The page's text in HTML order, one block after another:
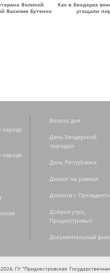
Великой
Василия Бутенко
Как в Бендерах
угощали
народа
народа
Вопрос дня
День Бендерской
трагедии
День Республики
Диалог на равных
Диалоги с
Доброе утро,
Приднестровье!
Документальный
ГУ "Приднестровская